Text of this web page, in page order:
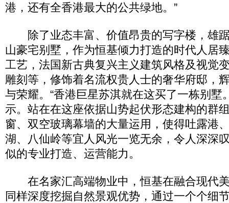
港，还有全香港最大的公共绿地。”
除了业态丰富、价值昂贵的写字楼，雄
山豪宅别墅，作为恒基倾力打造的时代人居
工艺，法国新古典复兴主义建筑风格及视觉
雕刻等，修饰着名流权贵人士的奢华府邸，
与荣耀。“香港巨星苏淇就在这买了一栋别墅
示。站在在这座依据山势起伏形态建构的群
窗、双空玻璃幕墙的大量运用，使得吐露港
湖、八仙岭等宜人风光一览无余，令人深深
似的专业打造、运营能力。
在名家汇高端物业中，恒基在融合现代
同样深度挖掘自然景观优势，通过一个个细